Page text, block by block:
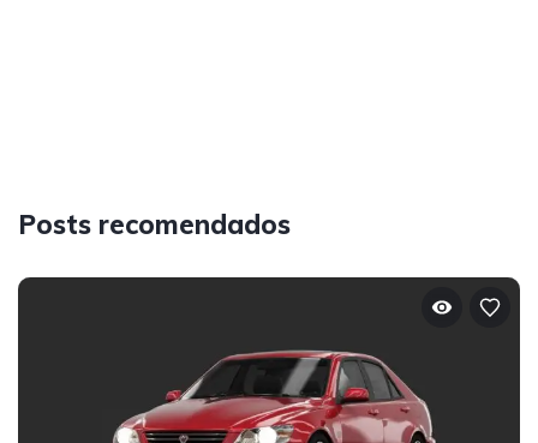
Posts recomendados